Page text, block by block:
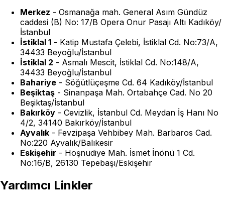
Merkez - Osmanağa mah. General Asım Gündüz
caddesi (B) No: 17/B Opera Onur Pasajı Altı Kadıköy/
İstanbul
İstiklal 1 - Katip Mustafa Çelebi, İstiklal Cd. No:73/A,
34433 Beyoğlu/İstanbul
İstiklal 2 - Asmalı Mescit, İstiklal Cd. No:148/A,
34433 Beyoğlu/İstanbul
Bahariye - Söğütlüçeşme Cd. 64 Kadıköy/İstanbul
Beşiktaş - Sinanpaşa Mah. Ortabahçe Cad. No 20
Beşiktaş/İstanbul
Bakırköy - Cevizlik, İstanbul Cd. Meydan İş Hanı No
4/2, 34140 Bakırköy/İstanbul
Ayvalık - Fevzipaşa Vehbibey Mah. Barbaros Cad.
No:220 Ayvalık/Balıkesir
Eskişehir - Hoşnudiye Mah. İsmet İnönü 1 Cd.
No:16/B, 26130 Tepebaşı/Eskişehir
Yardımcı Linkler